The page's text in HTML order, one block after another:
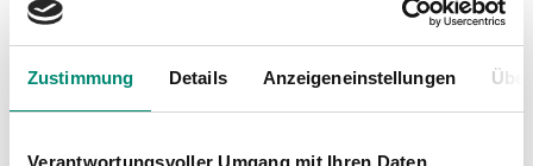
Zustimmung Details Anzeigeneinstellungen
Verantwortungsvoller Umgang mit Ihren Daten